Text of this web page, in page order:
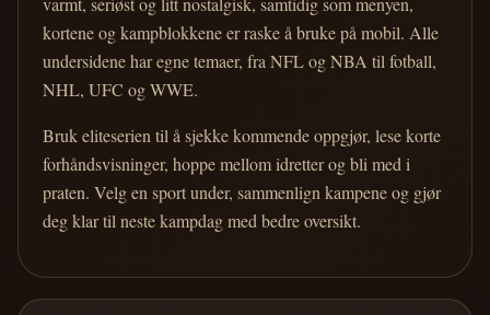
kortene og kampblokkene er raske å bruke på mobil. Alle
undersidene har egne temaer, fra NFL og NBA til fotball,
NHL, UFC og WWE.
Bruk eliteserien til å sjekke kommende oppgjør, lese korte
forhåndsvisninger, hoppe mellom idretter og bli med i
praten. Velg en sport under, sammenlign kampene og gjør
deg klar til neste kampdag med bedre oversikt.